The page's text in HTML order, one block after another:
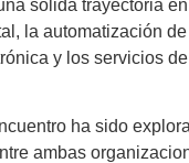
sólida trayectoria
la automatización
y los servicios
ha sido
ambas